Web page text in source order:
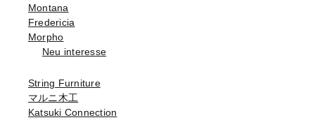
Montana
Fredericia
Morpho
Neu interesse
String Furniture
マルニ木工
Katsuki Connection